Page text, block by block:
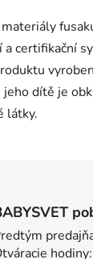
a certifikační
jeho dítě je
látky.
hodiny: